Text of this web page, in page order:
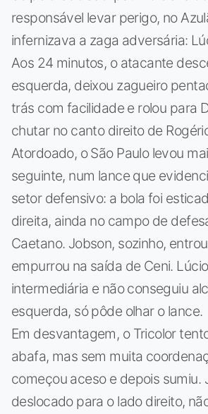
responsável levar perigo, no
infernizava a zaga adversária:
Aos 24 minutos, o atacante
esquerda, deixou zagueiro
trás com facilidade e rolou para
chutar no canto direito de
Atordoado, o São Paulo levou
seguinte, num lance que
setor defensivo: a bola foi
direita, ainda no campo de
Caetano. Jobson, sozinho,
empurrou na saída de Ceni.
intermediária e não conseguiu
esquerda, só pôde olhar o lance.
Em desvantagem, o Tricolor
abafa, mas sem muita
começou aceso e depois sumiu.
deslocado para o lado direito,